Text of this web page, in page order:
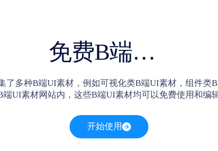
免费B端UI素材
了多种B端UI素材，例如可视化类B端UI素材，组件类
端UI素材网站内，这些B端UI素材均可以免费使用和编
开始使用